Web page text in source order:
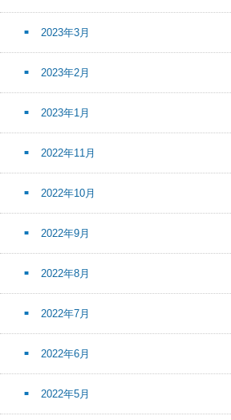
2023年3月
2023年2月
2023年1月
2022年11月
2022年10月
2022年9月
2022年8月
2022年7月
2022年6月
2022年5月